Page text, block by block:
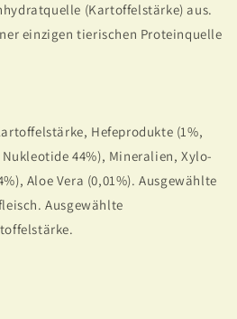
(Kartoffelstärke) aus.
einzigen tierischen Proteinquelle
Hefeprodukte (1%,
44%), Mineralien, Xylo-
Aloe Vera (0,01%). Ausgewählte
Ausgewählte